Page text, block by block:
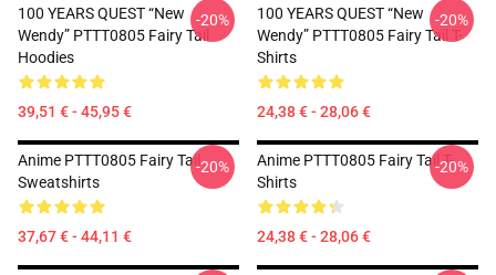
100 YEARS QUEST “New
Wendy” PTTT0805 Fairy Tail
Hoodies
39,51 € - 45,95 €
-20%
100 YEARS QUEST “New
Wendy” PTTT0805 Fairy Tail T-
Shirts
24,38 € - 28,06 €
-20%
Anime PTTT0805 Fairy Tail
Sweatshirts
37,67 € - 44,11 €
-20%
Anime PTTT0805 Fairy Tail T-
Shirts
24,38 € - 28,06 €
-20%